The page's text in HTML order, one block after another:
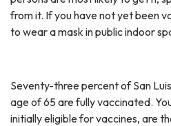
from it. If you have not yet been
to wear a mask in public indoor
Seventy-three percent of San
age of 65 are fully vaccinated.
initially eligible for vaccines, are